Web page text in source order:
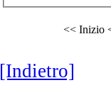
<< Inizio
[Indietro]